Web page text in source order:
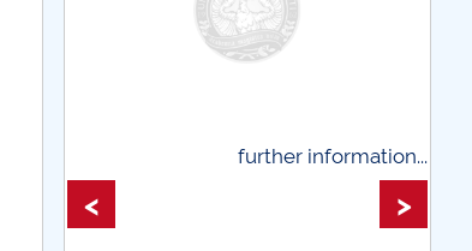
further information...
< >